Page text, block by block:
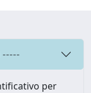
-----
per